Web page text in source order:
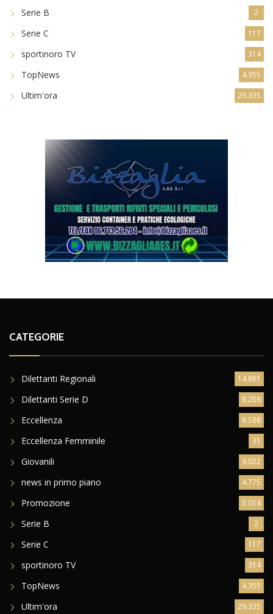
Serie B 2
Serie C 117
sportinoro TV 314
TopNews 4.355
Ultim'ora 29.335
CATEGORIE
Dilettanti Regionali 14.881
Dilettanti Serie D 8.256
Eccellenza 8.588
Eccellenza Femminile 31
Giovanili 9.022
news in primo piano 4.775
Promozione 5.014
Serie B 2
Serie C 117
sportinoro TV 314
TopNews 4.355
Ultim'ora 29.335